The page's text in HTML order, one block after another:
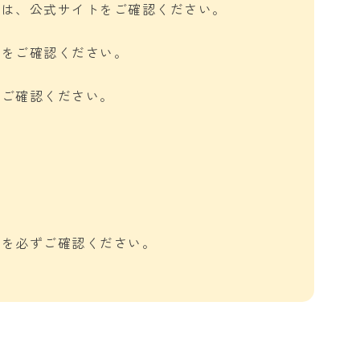
公式サイトをご確認ください。
ご確認ください。
確認ください。
必ずご確認ください。